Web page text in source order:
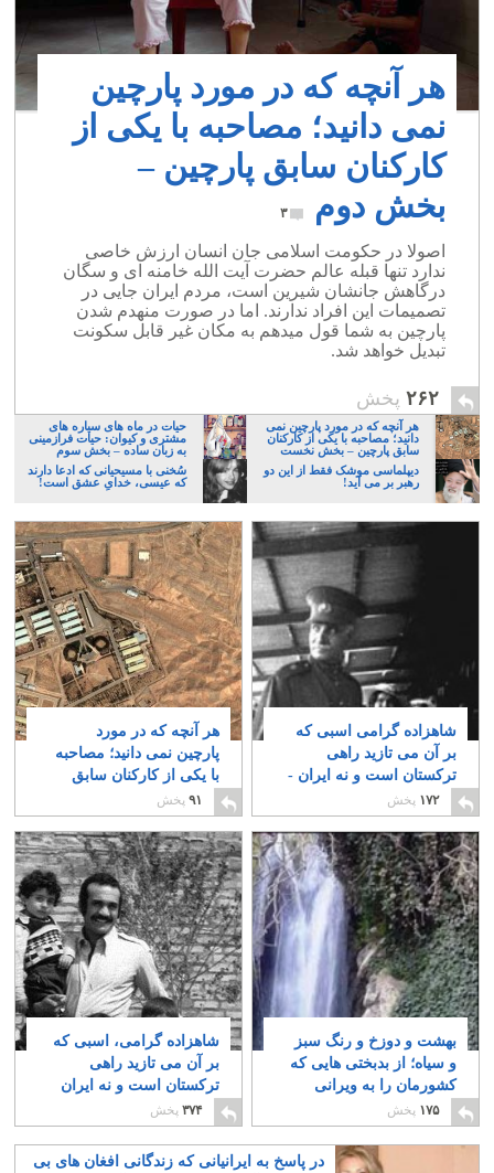
هر آنچه که در مورد پارچین
نمی دانید؛ مصاحبه با یکی از
کارکنان سابق پارچین –
بخش دوم
۳
اصولا در حکومت اسلامی جان انسان ارزش خاصی
ندارد تنها قبله عالم حضرت آیت الله خامنه ای و سگان
درگاهش جانشان شیرین است، مردم ایران جایی در
تصمیمات این افراد ندارند. اما در صورت منهدم شدن
پارچین به شما قول میدهم به مکان غیر قابل سکونت
تبدیل خواهد شد.
۲۶۲ پخش
هر آنچه که در مورد پارچین نمی
دانید؛ مصاحبه با یکی از کارکنان
سابق پارچین – بخش نخست
حیات در ماه های سیاره های
مشتری و کیوان: حیات فرازمینی
به زبان ساده – بخش سوم
دیپلماسی موشک فقط از این دو
رهبر بر می آید!
سُخنی با مسیحیانی که ادعا دارند
که عیسی، خدایِ عشق است!
شاهزاده گرامی اسبی که
بر آن می تازید راهی
بخش دوم
۱۷۲ پخش
هر آنچه که در مورد
پارچین نمی دانید؛ مصاحبه
با یکی از کارکنان سابق
پارچین – بخش نخست
۱
۹۱ پخش
بهشت و دوزخ و رنگ سبز
و سیاه؛ از بدبختی هایی که
کشورمان را به ویرانی
کشانده اند
۱۷۵ پخش
شاهزاده گرامی، اسبی که
بر آن می تازید راهی
ترکستان است و نه ایران
– بخش نخست
۳۷۴ پخش
در پاسخ به ایرانیانی که زندگانی افغان های بی